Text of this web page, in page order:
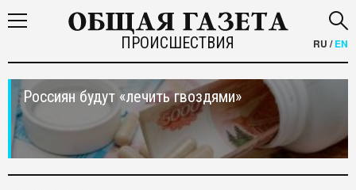
ПРОИСШЕСТВИЯ RU /EN
Россиян будут «лечить гвоздями»